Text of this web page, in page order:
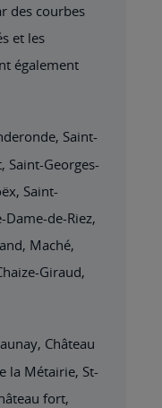
des courbes
et les
également
Saint-
Saint-Georges-
Saint-
de-Riez,
Maché,
Giraud,
Château
la Métairie, St-
fort,